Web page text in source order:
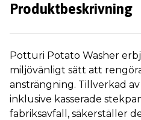
Produktbeskrivning
Potturi Potato Washer
miljövänligt sätt att
ansträngning. Tillverkad
inklusive kasserade
fabriksavfall, säkerställer